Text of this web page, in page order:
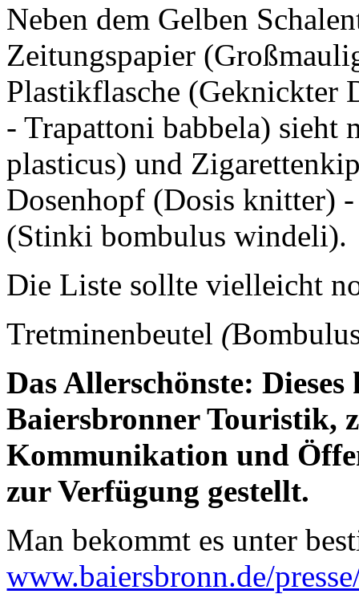
Neben dem Gelben
Zeitungspapier
Plastikflasche (Geknickter
- Trapattoni babbela) sieht
plasticus) und
Dosenhopf (Dosis knitter)
(Stinki bombulus windeli).
Die Liste sollte vielleicht
Tretminenbeutel (
Das Allerschönste:
Baiersbronner Touristik,
Kommunikation und
zur Verfügung gestellt.
Man bekommt es unter
www.baiersbronn.de/